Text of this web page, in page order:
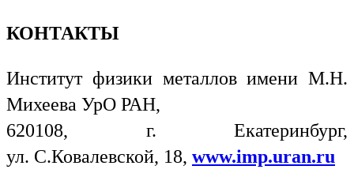
КОНТАКТЫ
Институт физики металлов имени М.Н.
Михеева УрО РАН,
620108, г. Екатеринбург,
ул. С.Ковалевской, 18, www.imp.uran.ru